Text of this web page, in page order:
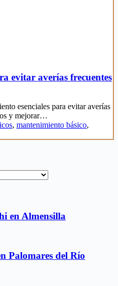
evitar averías frecuentes
esenciales para evitar averías
y mejorar…
, mantenimiento básico,
en Almensilla
Palomares del Río